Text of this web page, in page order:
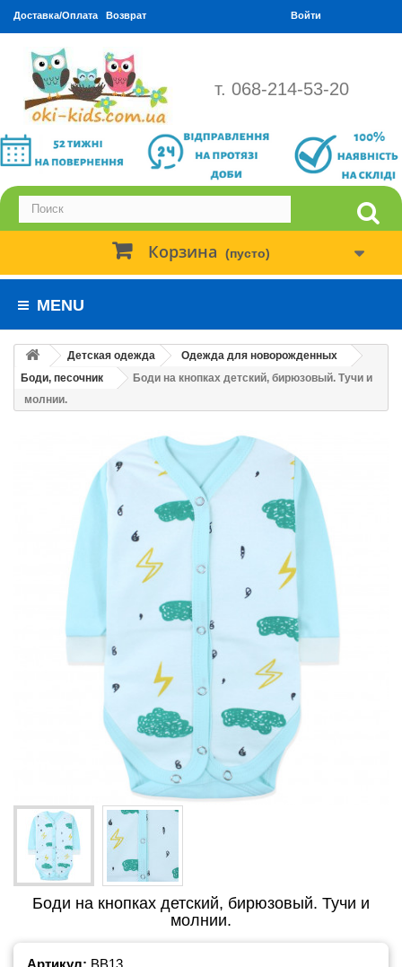
Доставка/Оплата Возврат Войти
т. 068-214-53-20
Корзина (пусто)
MENU
Детская одежда
Одежда для новорожденных
Боди, песочник
Боди на кнопках детский, бирюзовый. Тучи и
молнии.
Боди на кнопках детский, бирюзовый. Тучи и
молнии.
Артикул: BB13